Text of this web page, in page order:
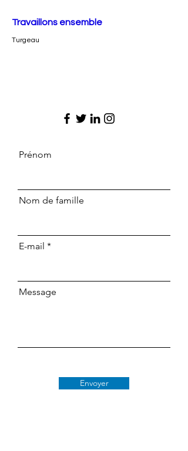
Travaillons ensemble
Turgeau
Prénom
Nom de famille
E-mail
Message
Envoyer